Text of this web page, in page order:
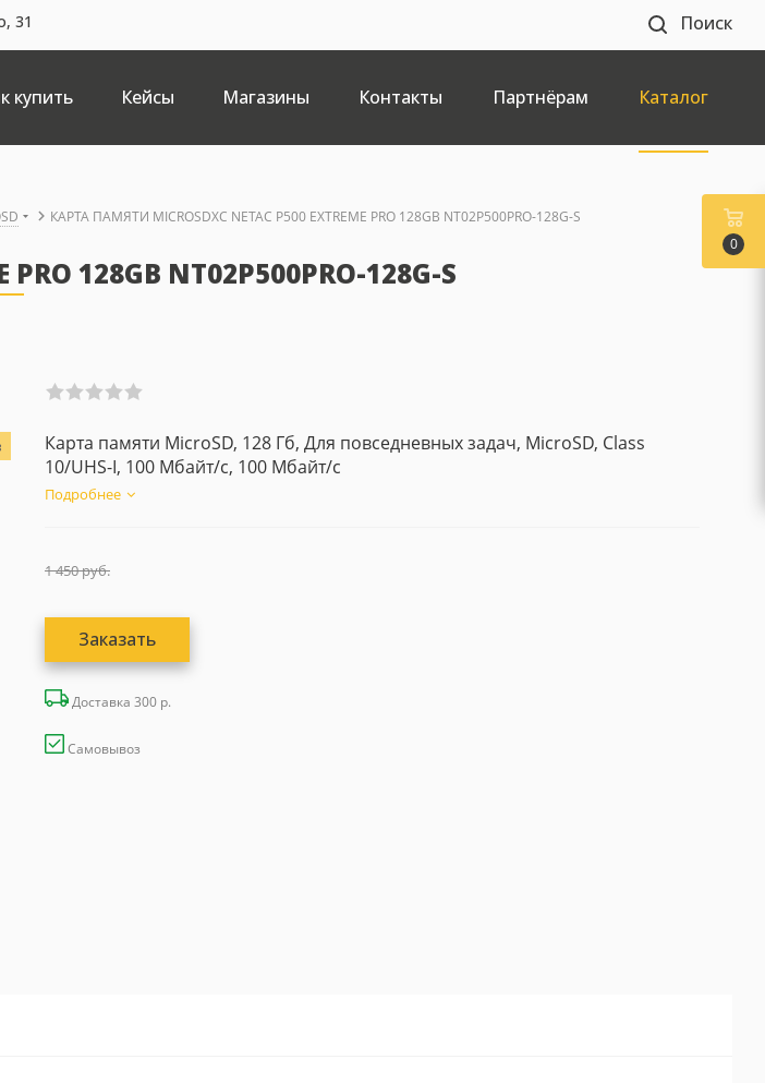
31 Поиск
купить Кейсы Магазины Контакты Партнёрам Каталог
КАРТА ПАМЯТИ MICROSDXC NETAC P500 EXTREME PRO 128GB NT02P500PRO-128G-S
128GB NT02P500PRO-128G-S
Карта памяти MicroSD, 128 Гб, Для повседневных задач, MicroSD, Class
10/UHS-I, 100 Мбайт/с, 100 Мбайт/с
Подробнее
1 450руб.
Заказать
Доставка 300 р.
Самовывоз
0